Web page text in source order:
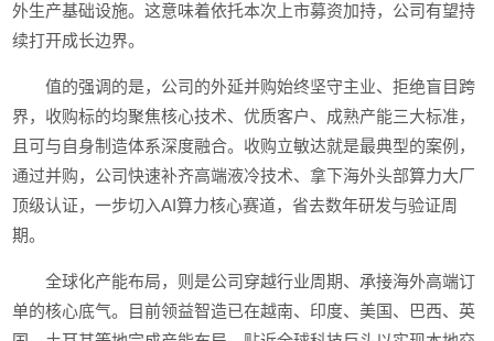
外生产基础设施。这意味着依托本次上市募资加持，公司有望持
续打开成长边界。
值的强调的是，公司的外延并购始终坚守主业、拒绝盲目跨
界，收购标的均聚焦核心技术、优质客户、成熟产能三大标准，
且可与自身制造体系深度融合。收购立敏达就是最典型的案例，
通过并购，公司快速补齐高端液冷技术、拿下海外头部算力大厂
顶级认证，一步切入AI算力核心赛道，省去数年研发与验证周
期。
全球化产能布局，则是公司穿越行业周期、承接海外高端订
单的核心底气。目前领益智造已在越南、印度、美国、巴西、英